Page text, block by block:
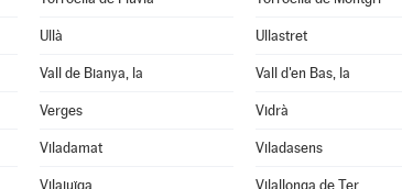
Ullà Ullastret
Vall de Bianya, la Vall d'en Bas, la
Verges Vidrà
Viladamat Viladasens
Vilajuïga Vilallonga de Ter